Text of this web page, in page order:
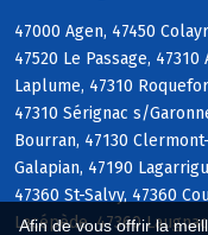
Afin de vous offrir la
47000 Agen, 47450
47520 Le Passage,
Laplume, 47310
47310 Sérignac s/
Bourran, 47130
Galapian, 47190
47360 St-Salvy, 47360
Lacépède, 47360